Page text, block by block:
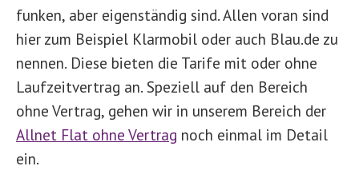
funken, aber eigenständig sind. Allen voran sind
hier zum Beispiel Klarmobil oder auch Blau.de zu
nennen. Diese bieten die Tarife mit oder ohne
Laufzeitvertrag an. Speziell auf den Bereich
ohne Vertrag, gehen wir in unserem Bereich der
Allnet Flat ohne Vertrag noch einmal im Detail
ein.